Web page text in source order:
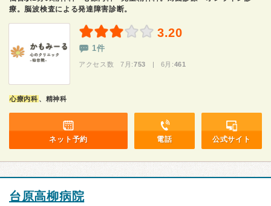
療。脳波検査による発達障害診断。
3.20
1件
アクセス数 7月:753 | 6月:461
心療内科 、精神科
ネット予約 電話 公式サイト
台原高柳病院